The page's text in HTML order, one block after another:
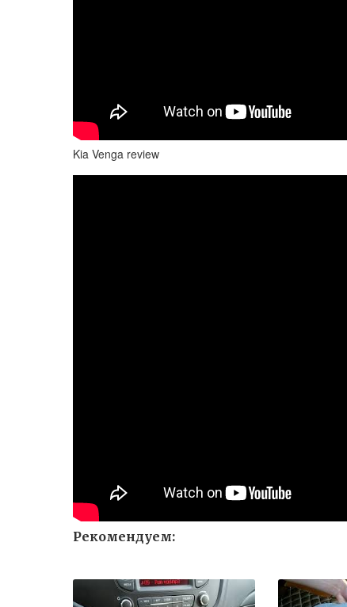
Kia Venga review
Рекомендуем: